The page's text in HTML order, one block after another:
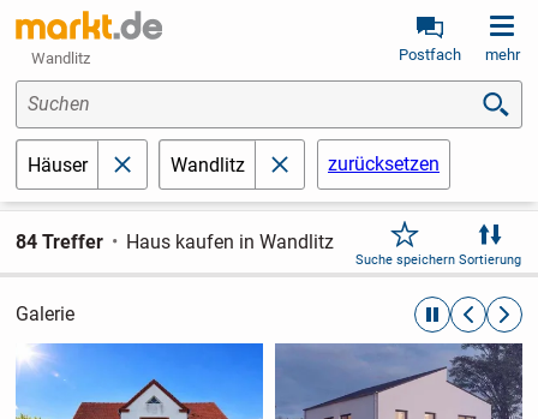
Wandlitz Postfach mehr
Suchen
Häuser schließenWandlitz schließenzurücksetzen
84 Treffer Haus kaufen in Wandlitz
Suche speichern Sortierung
Galerie automatische